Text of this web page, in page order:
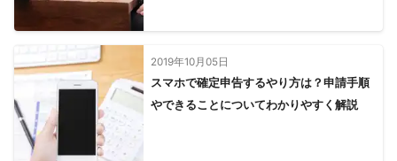
2019年10月05日
スマホで確定申告するやり方は？申請手順
やできることについてわかりやすく解説